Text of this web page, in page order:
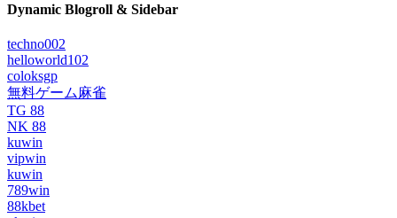
Dynamic Blogroll & Sidebar
techno002
helloworld102
coloksgp
無料ゲーム麻雀
TG 88
NK 88
kuwin
vipwin
kuwin
789win
88kbet